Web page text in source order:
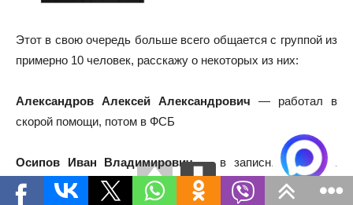
Этот в свою очередь больше всего общается с группой из
примерно 10 человек, расскажу о некоторых из них:
Александров Алексей Александрович — работал в
скорой помощи, потом в ФСБ
Осипов Иван Владимирович— в записных книжках
фигурирует как «Иван доктор»